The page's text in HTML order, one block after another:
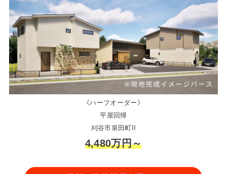
《ハーフオーダー》
平屋回帰
刈谷市泉田町II
4,480万円～